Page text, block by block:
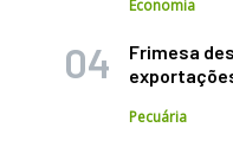
Economia
Frimesa
Pecuária